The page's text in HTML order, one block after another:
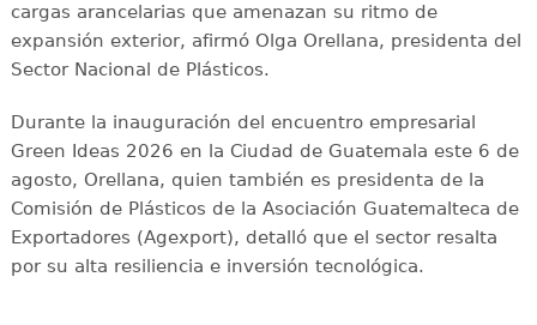
cargas arancelarias que amenazan su ritmo de
expansión exterior, afirmó Olga Orellana, presidenta del
Sector Nacional de Plásticos.
Durante la inauguración del encuentro empresarial
Green Ideas 2026 en la Ciudad de Guatemala este 6 de
agosto, Orellana, quien también es presidenta de la
Comisión de Plásticos de la Asociación Guatemalteca de
Exportadores (Agexport), detalló que el sector resalta
por su alta resiliencia e inversión tecnológica.